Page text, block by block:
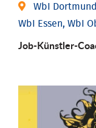
WbI
WbI Essen, WbI
Job-Künstler-